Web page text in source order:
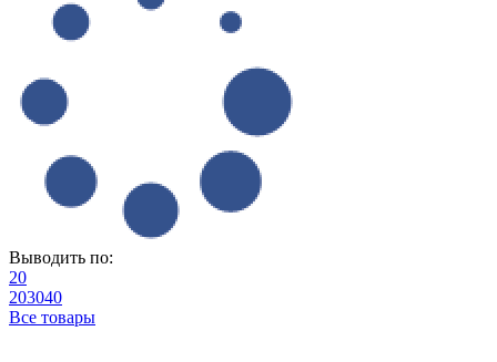
Выводить по:
20
203040
Все товары